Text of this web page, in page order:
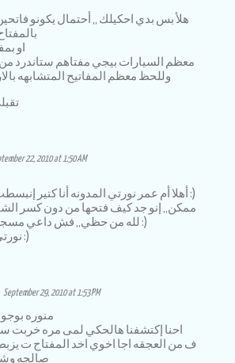
هلأ بس بدي احكيلك ,, أحتمال يكونو
او
معظم السيارات بيجي مفتاهم ستاندرد من
وللحظ معظم المفاتيح المتشابهه
22, 2010 at 1:50 AM
أهلا أم عمر نورتي المدونه أنا كتير إنبسطت بزيارتك :)
ممكن,, إنو جد كيف فتحها من دون كسر
لله من حظي,, فش داعي مسجل وشباك :)
نورتي المدونه :)
September 29, 2010 at 1:53 PM
منوره
احنا إكتشفنا هالحكي لمى مره خربت
ف من العجقه اجا اخوي اخد المفتاح ت
صالحه